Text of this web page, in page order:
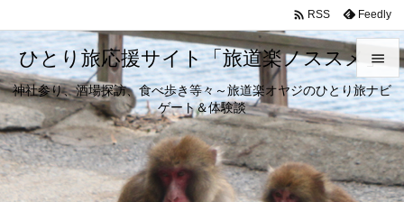
ひとり旅応援サイト「旅道楽ノススメ」
神社参り、酒場探訪、食べ歩き等々～旅道楽オヤジのひとり旅ナビ
ゲート＆体験談


メニュ

サイド

 RSS Feedly